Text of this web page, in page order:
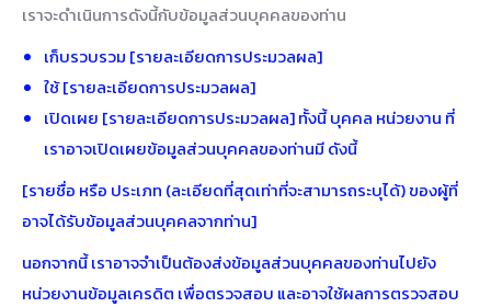
เราจะดำเนินการดังนี้กับข้อมูลส่วนบุคคลของท่าน
เก็บรวบรวม [รายละเอียดการประมวลผล]
ใช้ [รายละเอียดการประมวลผล]
เปิดเผย [รายละเอียดการประมวลผล] ทั้งนี้ บุคคล หน่วยงาน ที่
เราอาจเปิดเผยข้อมูลส่วนบุคคลของท่านมี ดังนี้
[รายชื่อ หรือ ประเภท (ละเอียดที่สุดเท่าที่จะสามารถระบุได้) ของผู้ที่
อาจได้รับข้อมูลส่วนบุคคลจากท่าน]
นอกจากนี้ เราอาจจำเป็นต้องส่งข้อมูลส่วนบุคคลของท่านไปยัง
หน่วยงานข้อมูลเครดิต เพื่อตรวจสอบ และอาจใช้ผลการตรวจสอบ